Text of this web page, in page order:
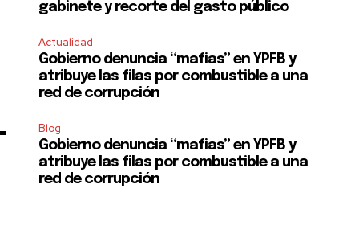
the Privacy Policy
gabinete y recorte del gasto público
Actualidad
Gobierno denuncia “mafias” en YPFB y
atribuye las filas por combustible a una
red de corrupción
Blog
Gobierno denuncia “mafias” en YPFB y
atribuye las filas por combustible a una
red de corrupción